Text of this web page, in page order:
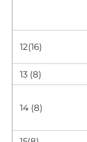
12(16)
13 (8)
14 (8)